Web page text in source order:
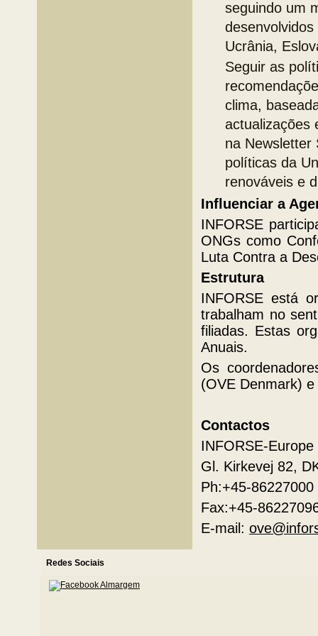
seguindo um
Ucrânia,
Seguir as
clima,
actualizações
na Newsletter
políticas da
renováveis e
Influenciar a
INFORSE
ONGs como
Luta Contra a
Estrutura
INFORSE está
trabalham no
filiadas. Estas
Anuais.
Os
(OVE Denmark)
Contactos
INFORSE-
Gl. Kirkevej 82,
Ph:+45-86227000
Fax:+45-
E-mail:
Redes Sociais